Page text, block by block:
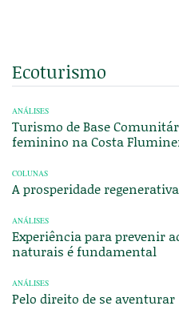
Ecoturismo
ANÁLISES
Turismo de Base
feminino na Costa
COLUNAS
A prosperidade
ANÁLISES
Experiência para prevenir
naturais é fundamental
ANÁLISES
Pelo direito de se aventurar